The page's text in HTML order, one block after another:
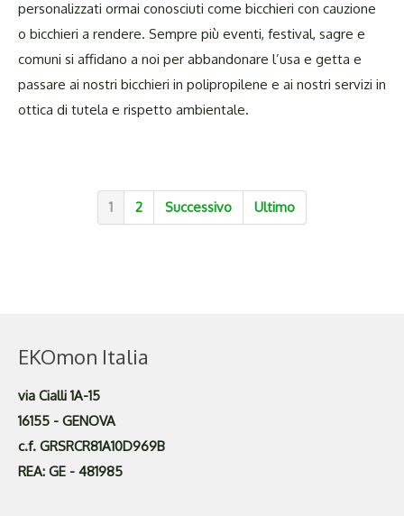
personalizzati ormai conosciuti come bicchieri con cauzione
o bicchieri a rendere. Sempre più eventi, festival, sagre e
comuni si affidano a noi per abbandonare l’usa e getta e
passare ai nostri bicchieri in polipropilene e ai nostri servizi in
ottica di tutela e rispetto ambientale.
1 2 Successivo Ultimo
EKOmon Italia
via Cialli 1A-15
16155 - GENOVA
c.f. GRSRCR81A10D969B
REA: GE - 481985